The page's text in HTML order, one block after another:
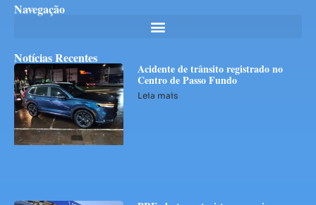
Navegação
Notícias Recentes
Acidente de trânsito registrado no
Centro de Passo Fundo
Leia mais